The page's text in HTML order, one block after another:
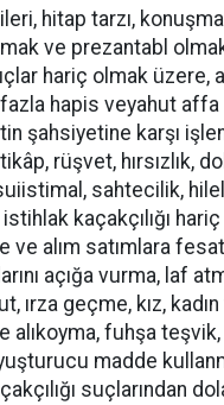
hitap tarzı,
ve prezantabl
hariç olmak üzere,
fazla hapis veyahut
şahsiyetine karşı
rüşvet, hırsızlık,
sahtecilik,
kaçakçılığı hariç
ve alım satımlara fesat
açığa vurma, laf
ırza geçme, kız,
alıkoyma, fuhşa
madde
suçlarından